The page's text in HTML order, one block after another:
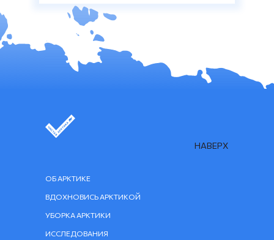
НАВЕРХ
ВДОХНОВИСЬ АРКТИКОЙ
ОБ АРКТИКЕ
ИССЛЕДОВАНИЯ
УБОРКА АРКТИКИ